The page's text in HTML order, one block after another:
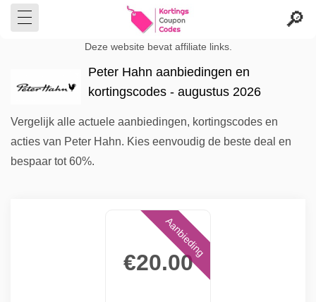
Deze website bevat affiliate links.
Peter Hahn aanbiedingen en
kortingscodes - augustus 2026
Vergelijk alle actuele aanbiedingen, kortingscodes en
acties van Peter Hahn. Kies eenvoudig de beste deal en
bespaar tot 60%.
€20.00
Aanbieding